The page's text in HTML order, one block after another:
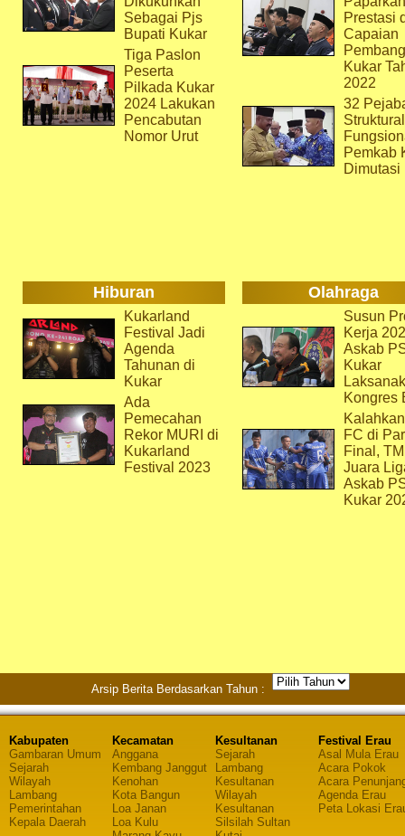
Sebagai Pjs
Bupati Kukar
Tiga Paslon
Peserta
Pilkada Kukar
2024 Lakukan
Pencabutan
Nomor Urut
Prestasi
Capaian
Kukar
2022
32
Pemkab
Dimutasi
Hiburan Olahraga
Kukarland
Festival Jadi
Agenda
Tahunan di
Kukar
Ada
Pemecahan
Rekor MURI di
Kukarland
Festival 2023
Susun
Kerja
Askab
Kukar
Kongres
FC di
Final,
Juara
Askab
Kukar
Arsip Berita Berdasarkan Tahun :
Kabupaten
Gambaran Umum
Sejarah
Wilayah
Lambang
Pemerintahan
Kepala Daerah
Kecamatan
Anggana
Kembang Janggut
Kenohan
Kota Bangun
Loa Janan
Loa Kulu
Kesultanan
Sejarah
Lambang
Kesultanan
Wilayah
Kesultanan
Silsilah Sultan
Festival Erau
Asal Mula Erau
Acara Pokok
Acara
Agenda Erau
Peta Lokasi